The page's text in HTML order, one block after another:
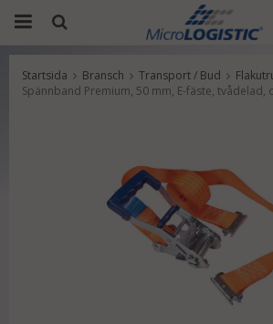
Produkten har blivit tillagd i
Startsida Bransch Transport / Bud
Spännband Premium, 50 mm, E-fäste, tvådelad,